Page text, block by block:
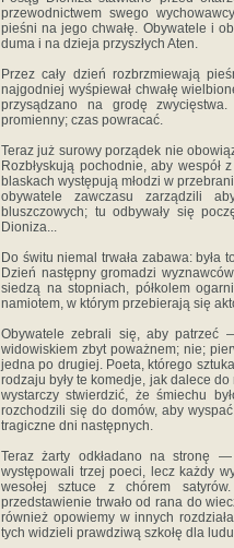
przewodnictwem swego
pieśni na jego chwałę. Obywatele i
duma i na dzieja przyszłych Aten.
Przez cały dzień rozbrzmiewają
najgodniej wyśpiewał chwałę
przysądzano na grodę zwycięstwa.
promienny; czas powracać.
Teraz już surowy porządek nie
Rozbłyskują pochodnie, aby
blaskach występują młodzi w
obywatele zawczasu zarządzili
bluszczowych; tu odbywały się
Dioniza...
Do świtu niemal trwała zabawa:
Dzień następny gromadzi
siedzą na stopniach, półkolem
namiotem, w którym przebierają się
Obywatele zebrali się, aby patrzeć
widowiskiem zbyt poważnem; nie;
jedna po drugiej. Poeta, którego
rodzaju były te komedje, jak dalece
wystarczy stwierdzić, że śmiechu
rozchodzili się do domów, aby
tragiczne dni następnych.
Teraz żarty odkładano na stronę
występowali trzej poeci, lecz każdy
wesołej sztuce z chórem
przedstawienie trwało od rana do
również opowiemy w innych
tych widzieli prawdziwą szkołę dla